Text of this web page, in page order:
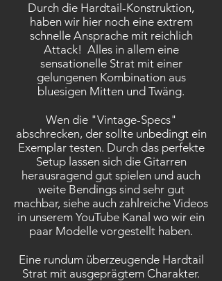
Durch die Hardtail-Konstruktion,
haben wir hier noch eine extrem
schnelle Ansprache mit reichlich
Attack! Alles in allem eine
sensationelle Strat mit einer
gelungenen Kombination aus
bluesigen Mitten und Twäng.
Wen die "Vintage-Specs"
abschrecken, der sollte unbedingt ein
Exemplar testen. Durch das perfekte
Setup lassen sich die Gitarren
herausragend gut spielen und auch
weite Bendings sind sehr gut
machbar, siehe auch zahlreiche Videos
in unserem YouTube Kanal wo wir ein
paar Modelle vorgestellt haben.
Eine rundum überzeugende Hardtail
Strat mit ausgeprägtem Charakter.